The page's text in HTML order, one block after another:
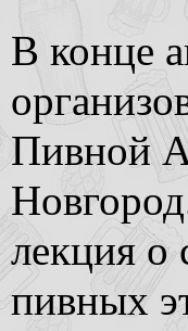
В конце
Пивной
лекция о
пивных